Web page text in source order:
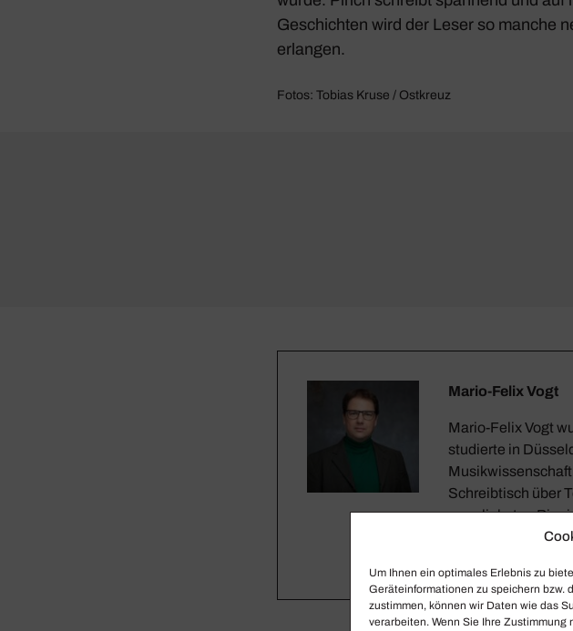
Um Ihnen ein optimales Erlebnis zu
Geräteinformationen zu speichern bzw.
zustimmen, können wir Daten wie das
verarbeiten. Wenn Sie Ihre
Geschichten wird der Leser so manche
erlangen.
Fotos: Tobias Kruse / Ostkreuz
Mario-Felix Vogt
Mario-Felix Vogt
studierte in
Schreibtisch über
– am liebsten
crescendo ist er